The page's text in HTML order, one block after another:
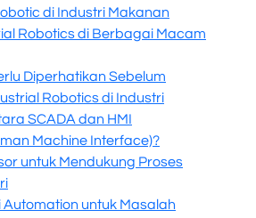
di Industri Makanan
Robotics di Berbagai Macam
Diperhatikan Sebelum
Robotics di Industri
SCADA dan HMI
Machine Interface)?
untuk Mendukung Proses
Automation untuk Masalah